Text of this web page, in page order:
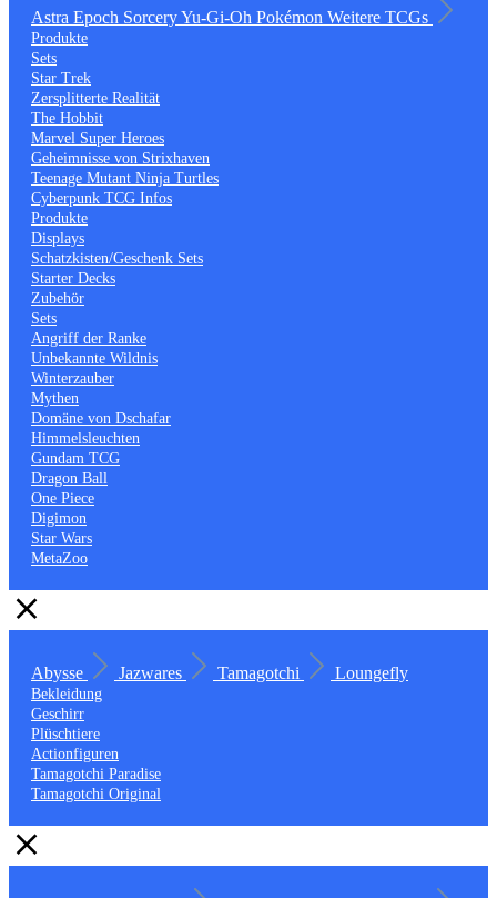
Astra Epoch SorceryYu-Gi-Oh Pokémon Weitere TCGs
Produkte
Sets
Star Trek
Zersplitterte Realität
The Hobbit
Marvel Super Heroes
Geheimnisse von Strixhaven
Teenage Mutant Ninja Turtles
Cyberpunk TCG Infos
Produkte
Displays
Schatzkisten/Geschenk Sets
Starter Decks
Zubehör
Sets
Angriff der Ranke
Unbekannte Wildnis
Winterzauber
Mythen
Domäne von Dschafar
Himmelsleuchten
Gundam TCG
Dragon Ball
One Piece
Digimon
Star Wars
MetaZoo
Abysse Jazwares Tamagotchi Loungefly
Bekleidung
Geschirr
Plüschtiere
Actionfiguren
Tamagotchi Paradise
Tamagotchi Original